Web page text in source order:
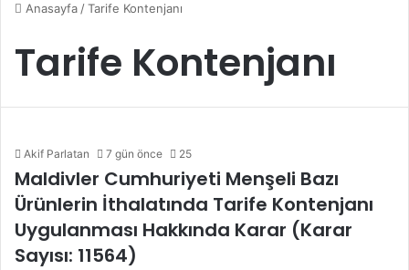
Anasayfa/Tarife Kontenjanı
Tarife Kontenjanı
Akif Parlatan 7 gün önce 25
Maldivler Cumhuriyeti Menşeli Bazı
Ürünlerin İthalatında Tarife Kontenjanı
Uygulanması Hakkında Karar (Karar
Sayısı: 11564)